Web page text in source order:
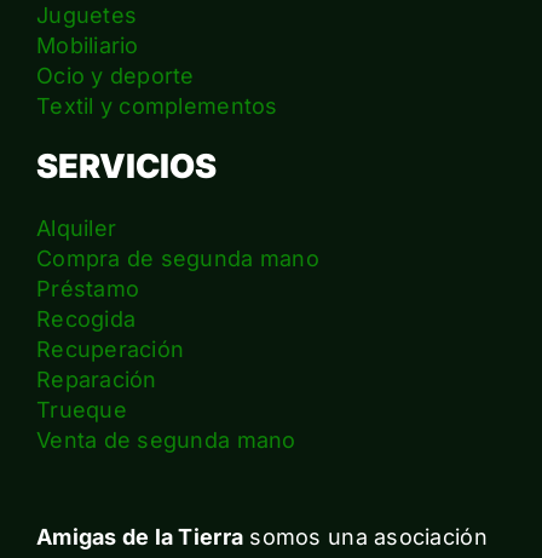
Juguetes
Mobiliario
Ocio y deporte
Textil y complementos
SERVICIOS
Alquiler
Compra de segunda mano
Préstamo
Recogida
Recuperación
Reparación
Trueque
Venta de segunda mano
Amigas de la Tierra somos una asociación